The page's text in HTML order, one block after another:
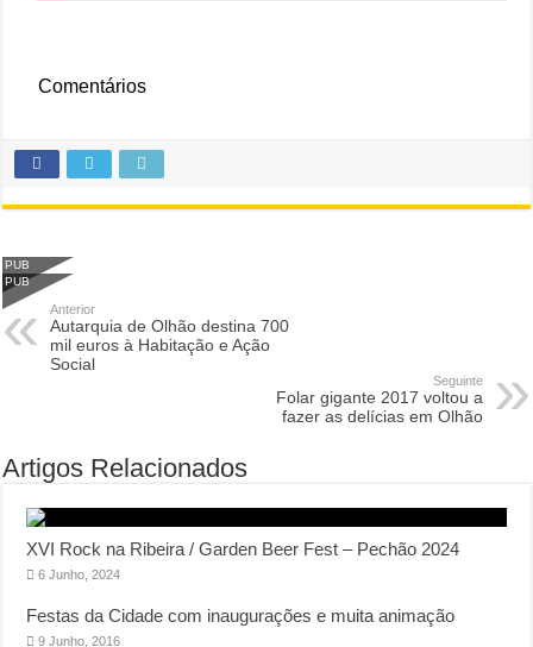
Comentários
PUB
PUB
Anterior
Autarquia de Olhão destina 700
mil euros à Habitação e Ação
Social
Seguinte
Folar gigante 2017 voltou a
fazer as delícias em Olhão
Artigos Relacionados
XVI Rock na Ribeira / Garden Beer Fest – Pechão 2024
6 Junho, 2024
Festas da Cidade com inaugurações e muita animação
9 Junho, 2016